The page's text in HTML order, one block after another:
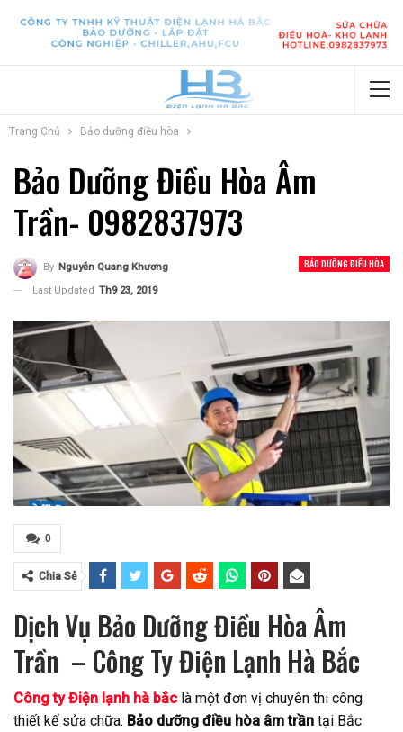
Trang Chủ Bảo dưỡng điều hòa
Bảo Dưỡng Điều Hòa Âm
Trần- 0982837973
BẢO DƯỠNG ĐIỀU HÒA
By Nguyễn Quang Khương
Last Updated Th9 23, 2019
0
Chia Sẻ
Dịch Vụ Bảo Dưỡng Điều Hòa Âm
Trần – Công Ty Điện Lạnh Hà Bắc
Công ty Điện lạnh hà bắc là một đơn vị chuyên thi công
thiết kế sửa chữa. Bảo dưỡng điều hòa âm trần tại Bắc